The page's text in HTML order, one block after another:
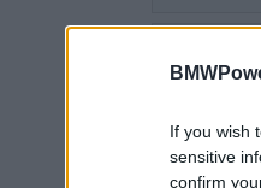
If you wish
sensitive
confirm
GSR 19. Apr